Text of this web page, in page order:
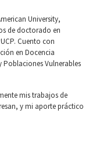
University,
de doctorado en
Cuento con
en Docencia
Poblaciones Vulnerables
mis trabajos de
y mi aporte práctico